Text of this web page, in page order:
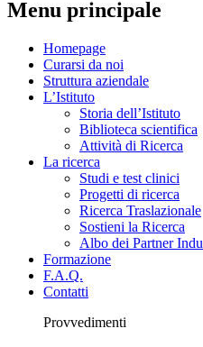
Menu principale
Homepage
Curarsi da noi
Struttura aziendale
L’Istituto
Storia dell’Istituto
Biblioteca scientifica
Attività di Ricerca
La ricerca
Studi e test clinici
Progetti di ricerca
Ricerca Traslazionale
Sostieni la Ricerca
Albo dei Partner
Formazione
F.A.Q.
Contatti
Provvedimenti